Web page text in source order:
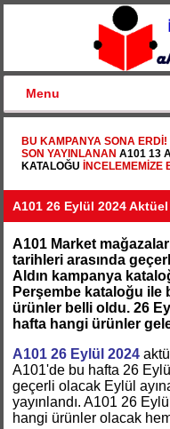
Menu
BU KAMPANYA SONA ERDI!
SON YAYINLANANA101 13
KATALOĞU
A101 26 Eylül 2024
A101 Market
tarihleri arasında
Aldın kampanya
Perşembe kataloğu ile
ürünler belli oldu. 26
hafta hangi ürünler
A101 26 Eylül 2024
A101'de bu hafta 26
geçerli olacak Eylül
yayınlandı. A101 26
hangi ürünler olacak